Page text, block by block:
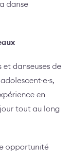
danse
et danseuses de
en
tout au long
opportunité